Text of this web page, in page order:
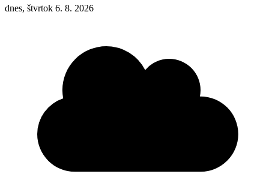
dnes, štvrtok 6. 8. 2026